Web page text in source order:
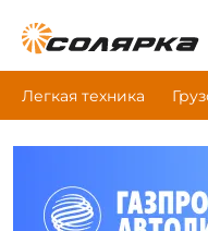
Легкая техника
Главная
Hktc